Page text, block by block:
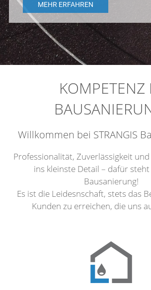
MEHR ERFAHREN
KOMPETENZ
Willkommen bei STRANGIS
Professionalität, Zuverlässigkeit
ins kleinste Detail – dafür steht
Bausanierung!
Es ist die Leidesnschaft, stets das
Kunden zu erreichen, die uns